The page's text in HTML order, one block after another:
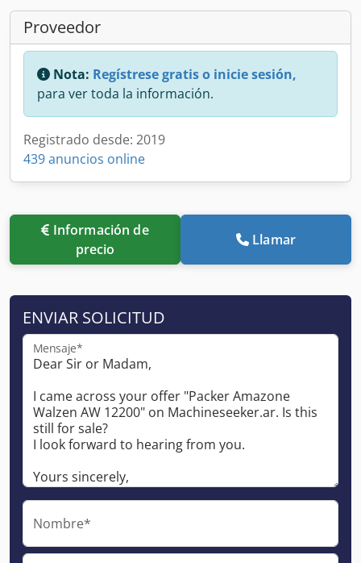
Proveedor
Nota: Regístrese gratis o inicie sesión,
para ver toda la información.
Registrado desde: 2019
439 anuncios online
precio
Llamar
ENVIAR SOLICITUD
Mensaje*
Nombre*